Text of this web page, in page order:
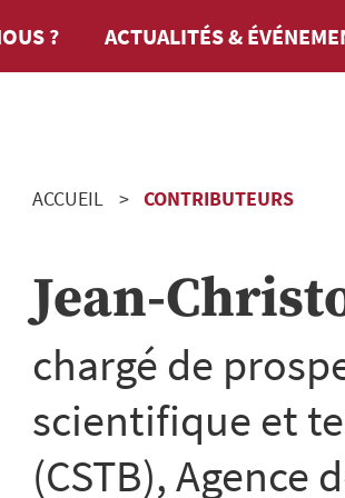
? ACTUALITÉS &
ACCUEIL CONTRIBUTEURS
Jean-
chargé de
scientifique et
(CSTB), Agence